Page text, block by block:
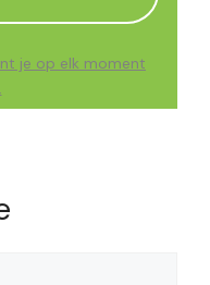
je op elk moment